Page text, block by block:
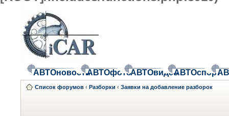
АВТОновостиАВТОфотоАВТОвидеоАВТОспорт
Список форумов ‹ Разборки ‹ Заявки на добавление разборок